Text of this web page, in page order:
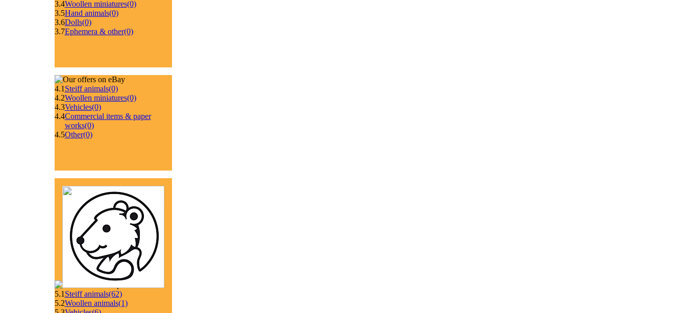
3.4Woollen miniatures(0)
3.5Hand animals(0)
3.6Dolls(0)
3.7Ephemera & other(0)
4.1 Steiff animals(0)
4.2Woollen miniatures(0)
4.3Vehicles(0)
4.4Commercial items & paper
works(0)
4.5Other(0)
5.1 Steiff animals(62)
5.2Woollen animals(1)